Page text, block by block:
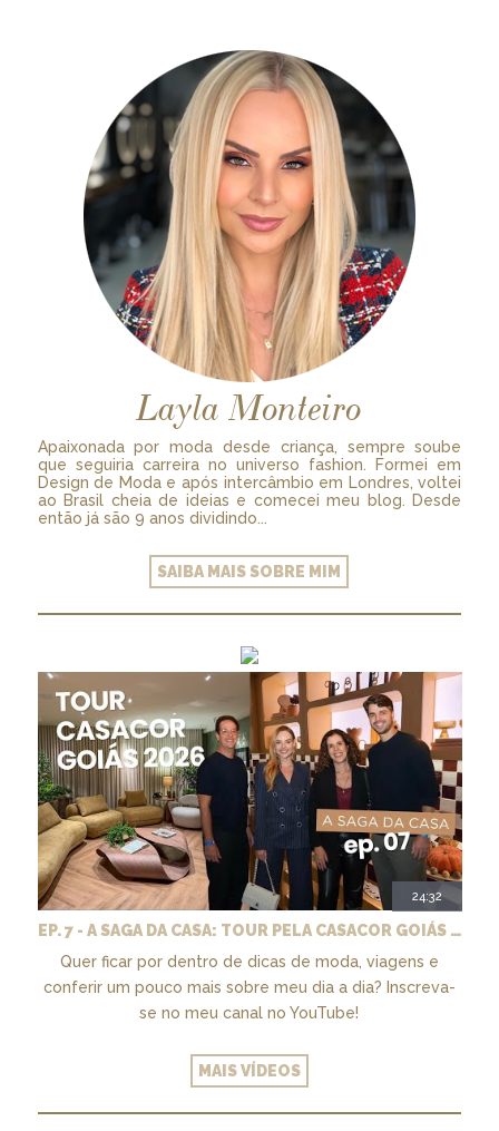
Layla Monteiro
Apaixonada por moda desde criança, sempre soube
que seguiria carreira no universo fashion. Formei em
Design de Moda e após intercâmbio em Londres, voltei
ao Brasil cheia de ideias e comecei meu blog. Desde
então já são 9 anos dividindo...
SAIBA MAIS SOBRE MIM
24:32
EP. 7 - A SAGA DA CASA: TOUR PELA CASACOR GOIÁS 2026
Quer ficar por dentro de dicas de moda, viagens e
conferir um pouco mais sobre meu dia a dia? Inscreva-
se no meu canal no YouTube!
MAIS VÍDEOS